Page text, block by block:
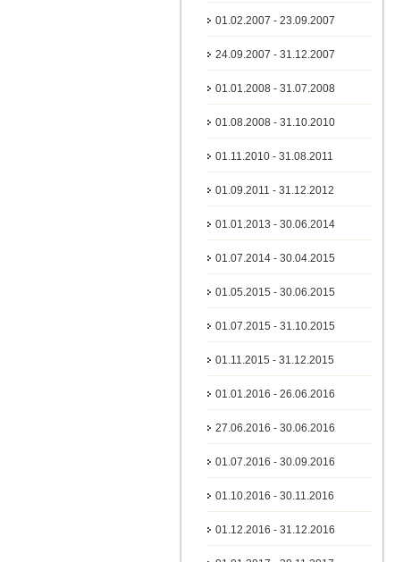
01.02.2007 - 23.09.2007
24.09.2007 - 31.12.2007
01.01.2008 - 31.07.2008
01.08.2008 - 31.10.2010
01.11.2010 - 31.08.2011
01.09.2011 - 31.12.2012
01.01.2013 - 30.06.2014
01.07.2014 - 30.04.2015
01.05.2015 - 30.06.2015
01.07.2015 - 31.10.2015
01.11.2015 - 31.12.2015
01.01.2016 - 26.06.2016
27.06.2016 - 30.06.2016
01.07.2016 - 30.09.2016
01.10.2016 - 30.11.2016
01.12.2016 - 31.12.2016